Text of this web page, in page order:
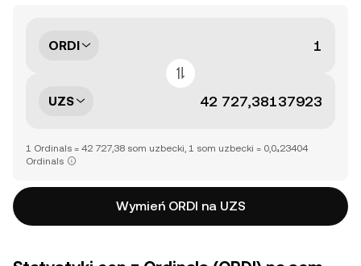
ORDI
UZS
1 Ordinals = 42 727,38 som uzbecki, 1 som uzbecki = 0,0₄23404
Ordinals
Wymień ORDI na UZS